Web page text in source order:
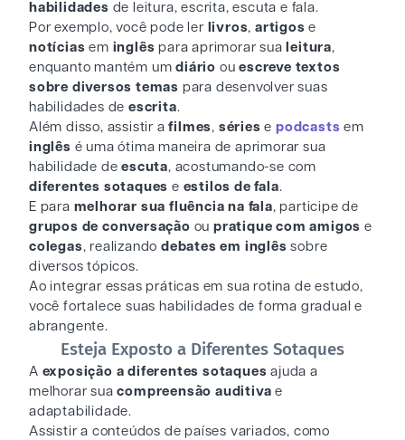
habilidades de leitura, escrita, escuta e fala.
Por exemplo, você pode ler livros,artigose
notíciasem inglêspara aprimorar sua leitura,
enquanto mantém umdiário ouescreve textos
sobre diversos temas para desenvolver suas
habilidades deescrita.
Além disso, assistir afilmes, sériesepodcasts em
inglês é uma ótima maneira de aprimorar sua
habilidade deescuta, acostumando-se com
diferentes sotaques e estilos de fala.
E para melhorar sua fluência na fala, participe de
grupos de conversação oupratique com amigos e
colegas, realizandodebates em inglês sobre
diversos tópicos.
Ao integrar essas práticas em sua rotina de estudo,
você fortalece suas habilidades de forma gradual e
abrangente.
Esteja Exposto a Diferentes Sotaques
A exposição a diferentes sotaques ajuda a
melhorar suacompreensão auditiva e
adaptabilidade.
Assistir a conteúdos de países variados, como